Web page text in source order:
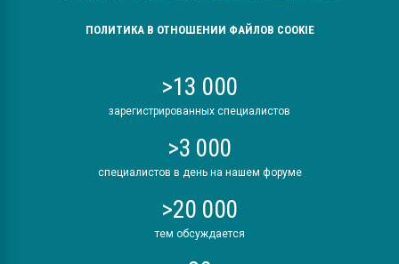
ПОЛИТИКА В ОТНОШЕНИИ ФАЙЛОВ COOKIE
>13 000
зарегистрированных специалистов
>3 000
специалистов в день на нашем форуме
>20 000
тем обсуждается